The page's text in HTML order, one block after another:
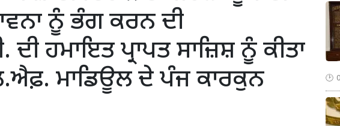
ਨੂੰ ਭੰਗ ਕਰਨ ਦੀ
ਹਮਾਇਤ ਪ੍ਰਾਪਤ ਸਾਜ਼ਿਸ਼ ਨੂੰ ਕੀਤਾ
ਮਾਡਿਊਲ ਦੇ ਪੰਜ ਕਾਰਕੁਨ